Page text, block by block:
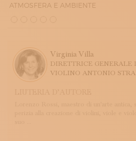
ATMOSFERA E AMBIENTE
Virginia Villa
DIRETTRICE GENERALE
VIOLINO ANTONIO